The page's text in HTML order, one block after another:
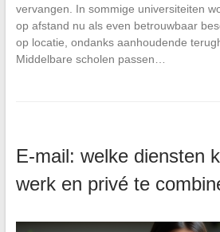
vervangen. In sommige universiteiten
op afstand nu als even betrouwbaar
op locatie, ondanks aanhoudende
Middelbare scholen passen…
E-mail: welke diensten
werk en privé te